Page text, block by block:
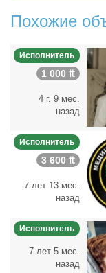
Похожие
Исполнитель
1 000 ₶
4 г. 9 мес.
назад
Исполнитель
3 600 ₶
7 лет 13 мес.
назад
Исполнитель
7 лет 5 мес.
назад